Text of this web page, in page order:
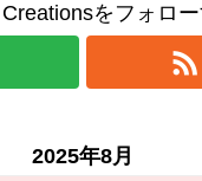
をフォロ
2025年8月